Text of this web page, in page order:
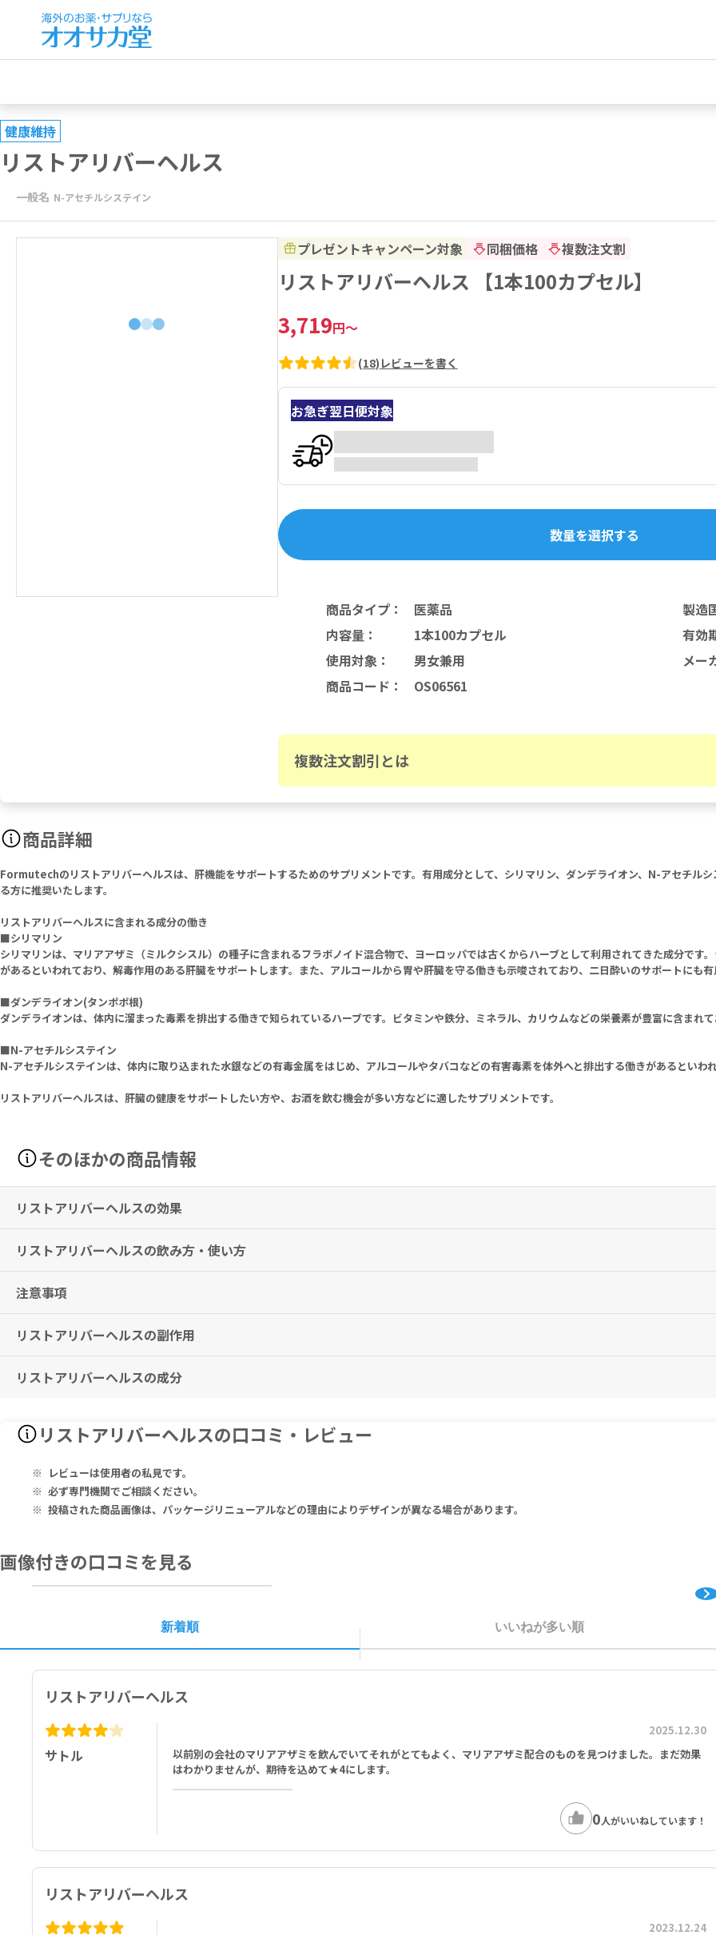
健康維持
リストアリバーヘルス
一般名 N-アセチルシステイン
プレゼントキャンペーン対象 同梱価格 複数注文割
リストアリバーヘルス 【1本100カプセル】
3,719円～
(18) レビューを書く
お急ぎ翌日便対象
数量を選択する
商品タイプ：
医薬品
内容量：
1本100カプセル
使用対象：
男女兼用
商品コード ： OS06561
製造
有効
メー
複数注文割引とは
商品詳細
Formutechのリストアリバーヘルスは、肝機能をサポートするためのサプリメントです。有用成分として、シリマリン、ダンデライオン、N-アセチル
る方に推奨いたします。
リストアリバーヘルスに含まれる成分の働き
■シリマリン
シリマリンは、マリアアザミ（ミルクシスル）の種子に含まれるフラボノイド混合物で、ヨーロッパでは古くからハーブとして利用されてきた成分です
があるといわれており、解毒作用のある肝臓をサポートします。また、アルコールから胃や肝臓を守る働きも示唆されており、二日酔いのサポートにも有
■ダンデライオン(タンポポ根)
ダンデライオンは、体内に溜まった毒素を排出する働きで知られているハーブです。ビタミンや鉄分、ミネラル、カリウムなどの栄養素が豊富に含まれて
■N-アセチルシステイン
N-アセチルシステインは、体内に取り込まれた水銀などの有毒金属をはじめ、アルコールやタバコなどの有害毒素を体外へと排出する働きがあるといわれ
リストアリバーヘルスは、肝臓の健康をサポートしたい方や、お酒を飲む機会が多い方などに適したサプリメントです。
そのほかの商品情報
リストアリバーヘルスの効果
肝機能のサポート
リストアリバーヘルスの飲み方・使い方
1回4粒を目安に、1日1～2回お召し上がりください。
注意事項
本品は、多量摂取により疾病が治癒したり、より健康が増進するものではありません。1日の摂取目安量を必ず守り、過剰な摂取はお控えください。
薬剤を服用中の方、治療中の方は、本品使用前に必ず医師にご相談ください。
リストアリバーヘルスの副作用
特に副作用は報告されておりませんが、異常を感じた際はただちに使用を中止し、医師の診察をお受けください。
リストアリバーヘルスの成分
Alpha Lipoic Acid 100mg, N-Acetyl Cysteine 300mg, Milk Thistle (Silymarins) 500mg, Dandelion Root (Taraxacum Officinale)
Flavonoid Blend Anti-Estrogen Blend: Chrysin, Chamomile 290mg.
Proprietary Support Blend: MACA (Lepidium meyeni), N-Acetyl Tyrosine, Betaine Anhydrous, Yarrow Extract (aeriel parts)
Other Ingredients: Flour (wheat), Gelatin, Titanium Dioxide.
アルファリポ酸 100mg、N-アセチルシステイン 300mg、マリアアザミ（シリマリン） 500mg、タンポポ根（セイヨウタンポポ） 250mg、イラ
その他の成分：小麦粉（小麦）、ゼラチン、酸化チタン
リストアリバーヘルスの口コミ・レビュー
レビューは使用者の私見です。
必ず専門機関でご相談ください。
投稿された商品画像は、パッケージリニューアルなどの理由によりデザインが異なる場合があります。
画像付きの口コミを見る
新着順 いいねが多い順
リストアリバーヘルス
サトル
2025.12.30
以前別の会社のマリアアザミを飲んでいてそれがとてもよく、マリアアザミ配合のものを見つけました。まだ効果
はわかりませんが、期待を込めて★4にします。
0人がいいねしています！
リストアリバーヘルス
2023.12.24